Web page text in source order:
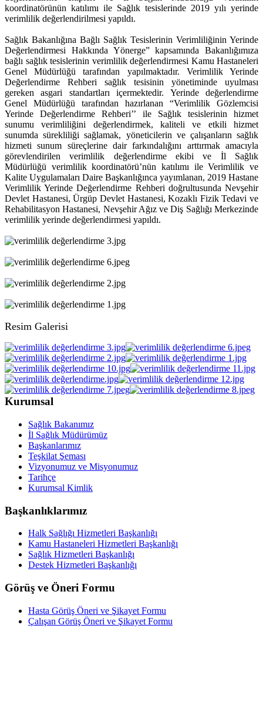
koordinatörünün katılımı ile Sağlık tesislerinde 2019 yılı yerinde
verimlilik değerlendirilmesi yapıldı.
Sağlık Bakanlığına Bağlı Sağlık Tesislerinin Verimliliğinin Yerinde
Değerlendirmesi Hakkında Yönerge” kapsamında Bakanlığımıza
bağlı sağlık tesislerinin verimlilik değerlendirmesi Kamu Hastaneleri
Genel Müdürlüğü tarafından yapılmaktadır. Verimlilik Yerinde
Değerlendirme Rehberi sağlık tesisinin yönetiminde uyulması
gereken asgari standartları içermektedir. Yerinde değerlendirme
Genel Müdürlüğü tarafından hazırlanan “Verimlilik Gözlemcisi
Yerinde Değerlendirme Rehberi’’ ile Sağlık tesislerinin hizmet
sunumu verimliliğini değerlendirmek, kaliteli ve etkili hizmet
sunumda sürekliliği sağlamak, yöneticilerin ve çalışanların sağlık
hizmeti sunum süreçlerine dair farkındalığını arttırmak amacıyla
görevlendirilen verimlilik değerlendirme ekibi ve İl Sağlık
Müdürlüğü verimlilik koordinatörü’nün katılımı ile Verimlilik ve
Kalite Uygulamaları Daire Başkanlığınca yayımlanan, 2019 Hastane
Verimlilik Yerinde Değerlendirme Rehberi doğrultusunda Nevşehir
Devlet Hastanesi, Ürgüp Devlet Hastanesi, Kozaklı Fizik Tedavi ve
Rehabilitasyon Hastanesi, Nevşehir Ağız ve Diş Sağlığı Merkezinde
verimlilik yerinde değerlendirmesi yapıldı.
Resim Galerisi
Kurumsal
Sağlık Bakanımız
İl Sağlık Müdürümüz
Başkanlarımız
Teşkilat Şeması
Vizyonumuz ve Misyonumuz
Tarihçe
Kurumsal Kimlik
Başkanlıklarımız
Halk Sağlığı Hizmetleri Başkanlığı
Kamu Hastaneleri Hizmetleri Başkanlığı
Sağlık Hizmetleri Başkanlığı
Destek Hizmetleri Başkanlığı
Görüş ve Öneri Formu
Hasta Görüş Öneri ve Şikayet Formu
Çalışan Görüş Öneri ve Şikayet Formu